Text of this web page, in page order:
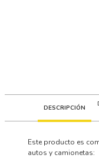
DESCRIPCIÓN
Este producto es
autos y camionetas: